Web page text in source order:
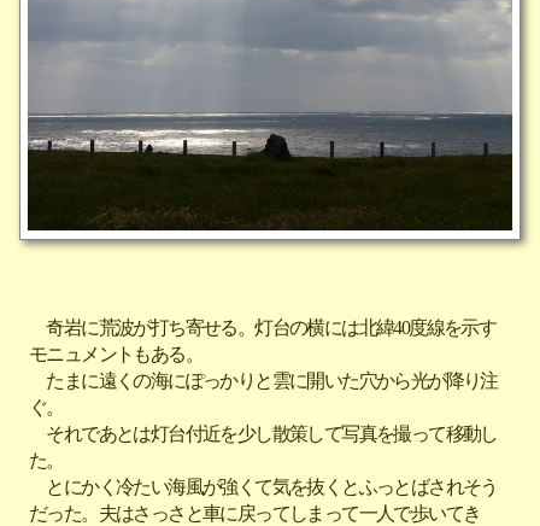
奇岩に荒波が打ち寄せる。灯台の横には北緯40度線を示す
モニュメントもある。
たまに遠くの海にぽっかりと雲に開いた穴から光が降り注
ぐ。
それであとは灯台付近を少し散策して写真を撮って移動し
た。
とにかく冷たい海風が強くて気を抜くとふっとばされそう
だった。夫はさっさと車に戻ってしまって一人で歩いてき